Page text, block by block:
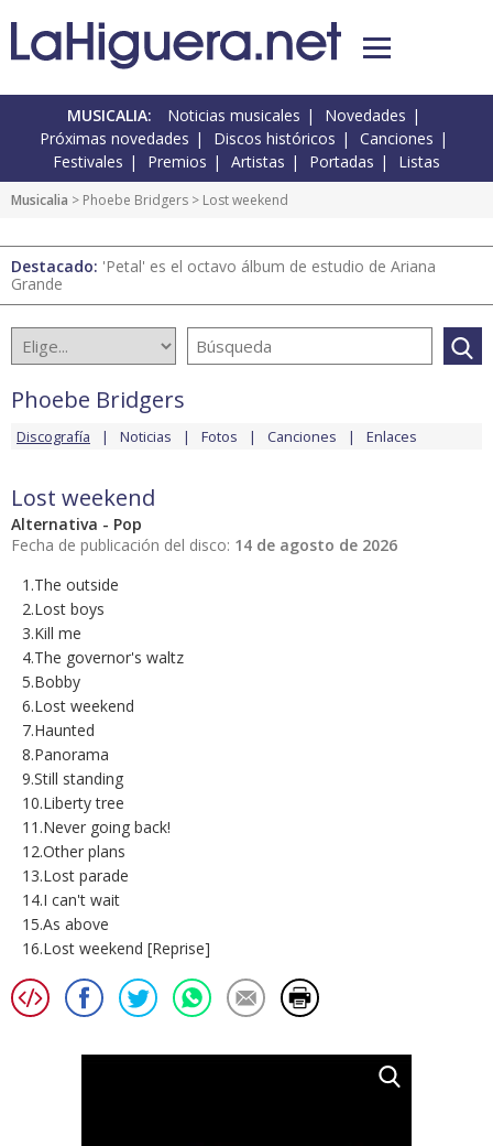
MUSICALIA: Noticias musicales
Novedades
Próximas novedades
Discos históricos
Canciones
Festivales
Premios Artistas Portadas Listas
Musicalia > Phoebe Bridgers > Lost weekend
Destacado: 'Petal' es el octavo álbum de estudio de Ariana
Grande
Phoebe Bridgers
Discografía Noticias Fotos Canciones Enlaces
Lost weekend
Alternativa - Pop
Fecha de publicación del disco: 14 de agosto de 2026
1.The outside
2.Lost boys
3.Kill me
4.The governor's waltz
5.Bobby
6.Lost weekend
7.Haunted
8.Panorama
9.Still standing
10.Liberty tree
11.Never going back!
12.Other plans
13.Lost parade
14.I can't wait
15.As above
16.Lost weekend [Reprise]